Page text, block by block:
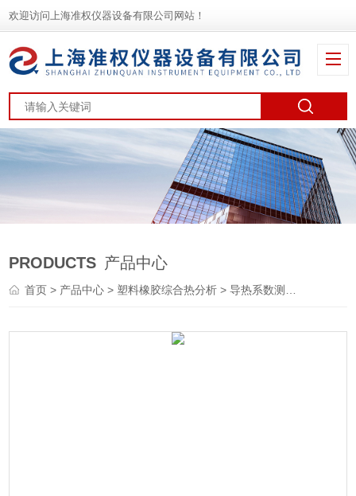
欢迎访问上海准权仪器设备有限公司网站！
PRODUCTS 产品中心
首页> 产品中心 > 塑料橡胶综合热分析 >导热系数测试仪